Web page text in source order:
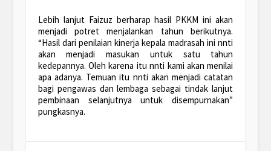
Lebih lanjut Faizuz berharap hasil PKKM ini akan
menjadi potret menjalankan tahun berikutnya.
“Hasil dari penilaian kinerja kepala madrasah ini nnti
akan menjadi masukan untuk satu tahun
kedepannya. Oleh karena itu nnti kami akan menilai
apa adanya. Temuan itu nnti akan menjadi catatan
bagi pengawas dan lembaga sebagai tindak lanjut
pembinaan selanjutnya untuk disempurnakan”
pungkasnya.